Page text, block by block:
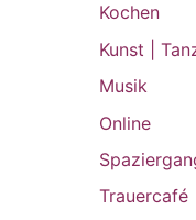
Kochen
Kunst |
Musik
Online
Trauercafé